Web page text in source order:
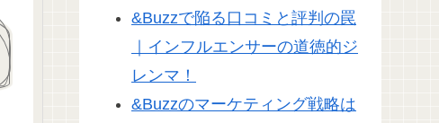
&Buzzで陥る口コミと評判の罠
｜インフルエンサーの道徳的ジ
レンマ！
&Buzzのマーケティング戦略は